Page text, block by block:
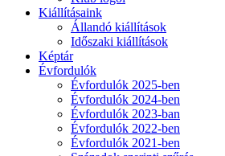
Kiállításaink
Állandó kiállítások
Időszaki kiállítások
Képtár
Évfordulók
Évfordulók 2025-ben
Évfordulók 2024-ben
Évfordulók 2023-ban
Évfordulók 2022-ben
Évfordulók 2021-ben